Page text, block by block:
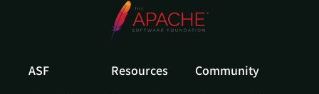
ASF Resources Community